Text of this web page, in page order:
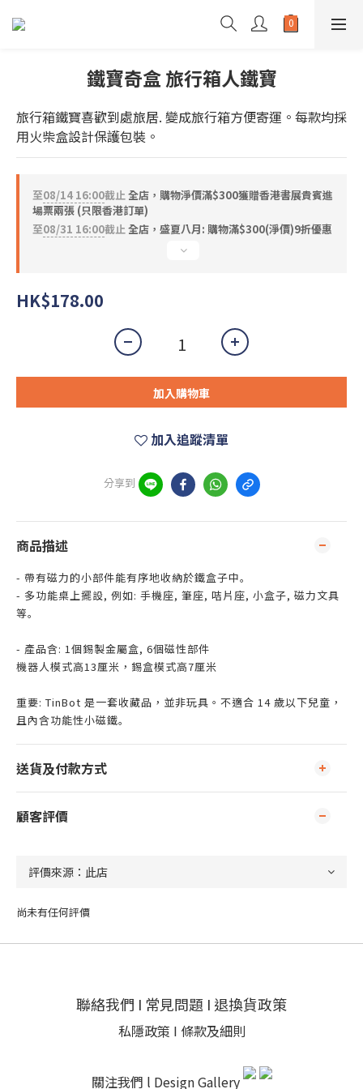
鐵寶奇盒 旅行箱人鐵寶
旅行箱鐵寶喜歡到處旅居. 變成旅行箱方便寄運。每款均採
用火柴盒設計保護包裝。
至08/14 16:00截止全店，購物淨價滿$300獲贈香港書展貴賓進
場票兩張 (只限香港訂單)
至08/31 16:00截止全店，盛夏八月: 購物滿$300(淨價)9折優惠
HK$178.00
加入購物車
加入追蹤清單
分享到
商品描述
- 帶有磁力的小部件能有序地收納於鐵盒子中｡
- 多功能桌上擺設, 例如: 手機座, 筆座, 咭片座, 小盒子, 磁力文具
等｡
- 產品含: 1個錫製金屬盒, 6個磁性部件
機器人模式高13厘米，錫盒模式高7厘米
重要: TinBot 是一套收藏品，並非玩具。不適合 14 歲以下兒童，
且內含功能性小磁鐵｡
送貨及付款方式
顧客評價
尚未有任何評價
聯絡我們 I 常見問題 I 退換貨政策
私隱政策 I 條款及細則
關注我們 l Design Gallery